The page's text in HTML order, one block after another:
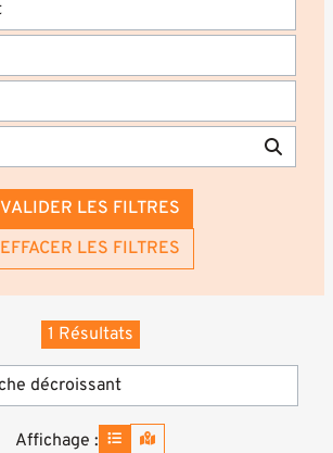
VALIDER LES FILTRES
EFFACER LES FILTRES
1 Résultats
Affichage :